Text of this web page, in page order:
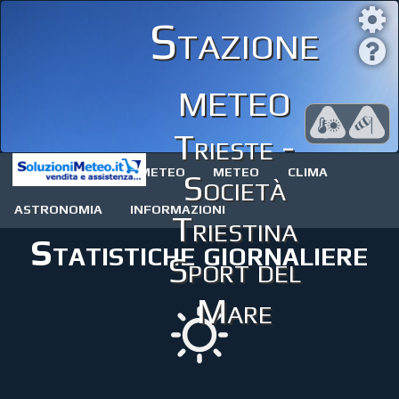
Stazione
meteo
Trieste -
Società
Triestina
Sport del
Mare
STAZIONE METEO METEO CLIMA
ASTRONOMIA INFORMAZIONI
Statistiche giornaliere